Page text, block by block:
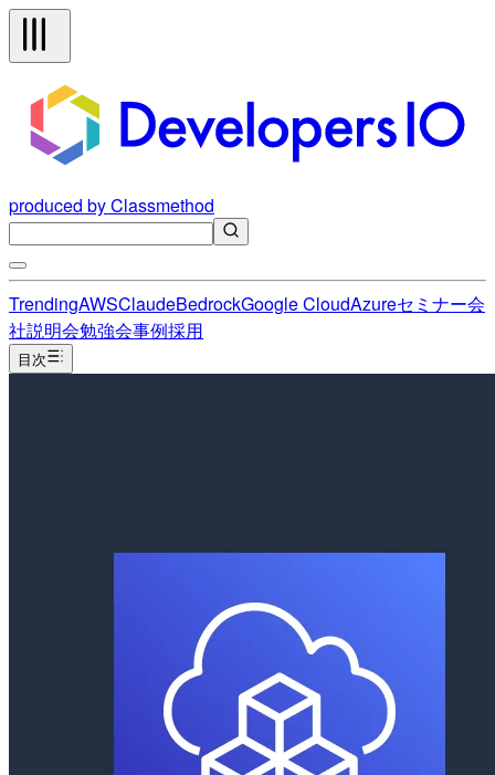
produced by Classmethod
TrendingAWSClaudeBedrockGoogle CloudAzureセミナー会
社説明会勉強会事例採用
目次